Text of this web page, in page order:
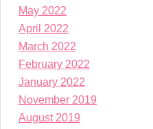
May 2022
April 2022
March 2022
February 2022
January 2022
November 2019
August 2019